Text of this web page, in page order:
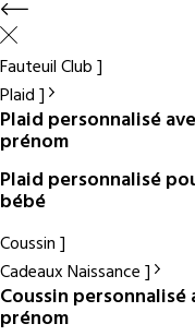
Fauteuil Club
Plaid
Plaid personnalisé
prénom
Plaid personnalisé
bébé
Coussin
Cadeaux Naissance
Coussin personnalisé
prénom